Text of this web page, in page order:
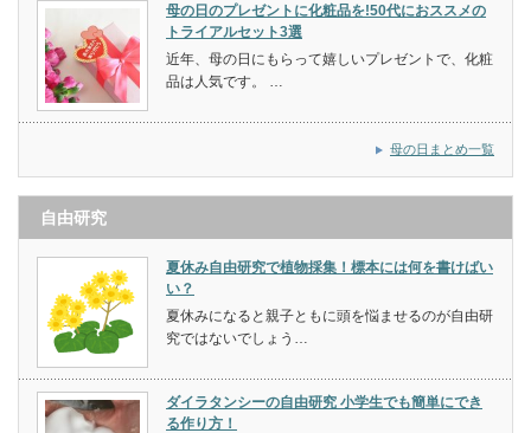
母の日のプレゼントに化粧品を!50代におススメの
トライアルセット3選
近年、母の日にもらって嬉しいプレゼントで、化粧
品は人気です。 …
母の日まとめ一覧
自由研究
夏休み自由研究で植物採集！標本には何を書けばい
い？
夏休みになると親子ともに頭を悩ませるのが自由研
究ではないでしょう…
ダイラタンシーの自由研究 小学生でも簡単にでき
る作り方！